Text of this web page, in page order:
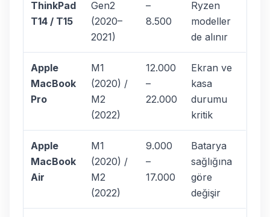
ThinkPad
T14 / T15
Gen2
(2020–
2021)
–
8.500
Ryzen
modeller
de alınır
Apple
MacBook
Pro
M1
(2020) /
M2
(2022)
12.000
–
22.000
Ekran ve
kasa
durumu
kritik
Apple
MacBook
Air
M1
(2020) /
M2
(2022)
9.000
–
17.000
Batarya
sağlığına
göre
değişir